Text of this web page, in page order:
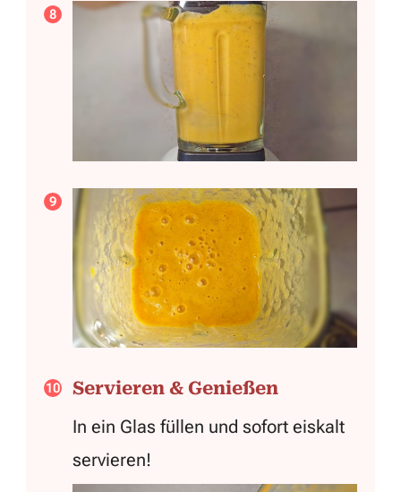
Servieren & Genießen
In ein Glas füllen und sofort eiskalt
servieren!